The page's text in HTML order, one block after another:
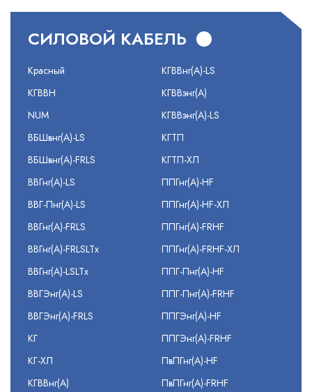
СИЛОВОЙ КАБЕЛЬ
Красный
КГВВН
NUM
ВБШвнг(А)-LS
ВБШвнг(А)-FRLS
ВВГнг(А)-LS
ВВГ-Пнг(А)-LS
ВВГнг(А)-FRLS
ВВГнг(А)-FRLSLTx
ВВГнг(А)-LSLTx
ВВГЭнг(А)-LS
ВВГЭнг(А)-FRLS
КГ
КГ-ХЛ
КГВВнг(А)
КГВВнг(А)-LS
КГВВэнг(А)
КГВВэнг(А)-LS
КГТП
КГТП-ХЛ
ППГнг(А)-HF
ППГнг(А)-HF-ХЛ
ППГнг(А)-FRHF
ППГнг(А)-FRHF-ХЛ
ППГ-Пнг(А)-HF
ППГ-Пнг(А)-FRHF
ППГЭнг(А)-HF
ППГЭнг(А)-FRHF
ПвПГнг(А)-HF
ПвПГнг(А)-FRHF